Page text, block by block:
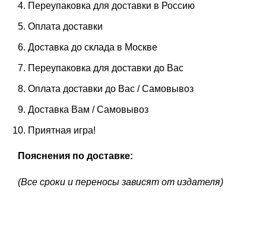
Переупаковка для доставки в Россию
Оплата доставки
Доставка до склада в Москве
Переупаковка для доставки до Вас
Оплата доставки до Вас / Самовывоз
Доставка Вам / Самовывоз
Приятная игра!
Пояснения по доставке:
(Все сроки и переносы зависят от издателя)